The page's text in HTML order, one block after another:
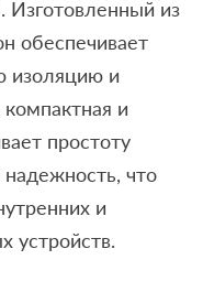
Изготовленный из
обеспечивает
изоляцию и
и
простоту
что
и
устройств.